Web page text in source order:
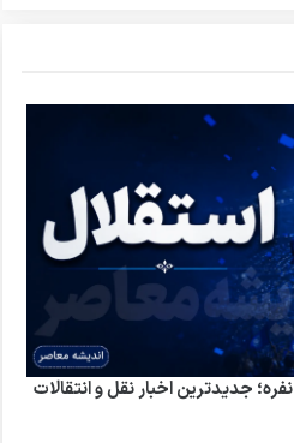
بحران پنجره بسته و ترکیب ۱۸ نفره؛ جدیدترین اخبار نقل و انتقالات